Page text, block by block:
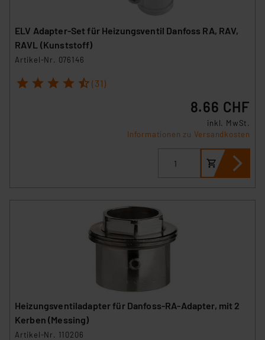
ELV Adapter-Set für Heizungsventil Danfoss RA, RAV,
RAVL (Kunststoff)
Artikel-Nr. 076146
1 2 3 4 5 (31)
8.66 CHF
inkl. MwSt.
Informationen zu Versandkosten
Heizungsventiladapter für Danfoss-RA-Adapter, mit 2
Kerben (Messing)
Artikel-Nr. 110206